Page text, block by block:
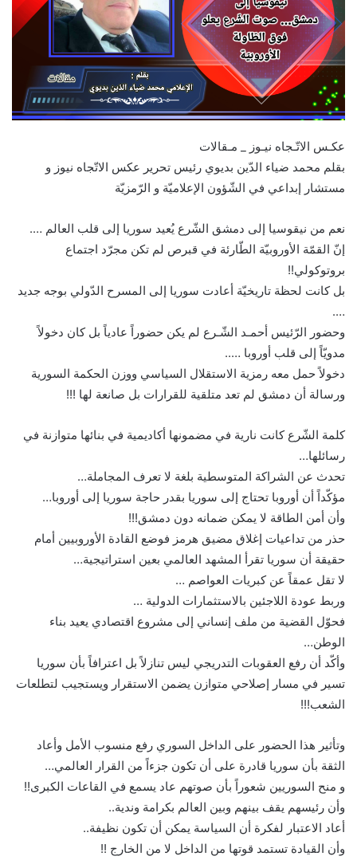
عكـس الاتّـجاه نيـوز _ مـقالات
بقلم محمد ضياء الدّين بديوي رئيس تحرير عكس الاتّجاه نيوز و
مستشار إبداعي في الشّؤون الإعلاميّة و الرّمزيّة
نعم من نيقوسيا إلى دمشق الشّرع يُعيد سوريا إلى قلب العالم ….
إنّ القمّة الأوروبيّة الطّارئة في قبرص لم تكن مجرّد اجتماع
بروتوكولي!!
بل كانت لحظة تاريخيّة أعادت سوريا إلى المسرح الدّولي بوجه جديد
….
وحضور الرّئيس أحمـد الشّـرع لم يكن حضوراً عادياً بل كان دخولاً
مدويّاً إلى قلب أوروبا …..
دخولاً حمل معه رمزية الاستقلال السياسي ووزن الحكمة السورية
ورسالة أن دمشق لم تعد متلقية للقرارات بل صانعة لها !!!
كلمة الشّرع كانت نارية في مضمونها أكاديمية في بنائها متوازنة في
رسائلها…
تحدث عن الشراكة المتوسطية بلغة لا تعرف المجاملة…
مؤكّداً أن أوروبا تحتاج إلى سوريا بقدر حاجة سوريا إلى أوروبا…
وأن أمن الطاقة لا يمكن ضمانه دون دمشق!!!
حذر من تداعيات إغلاق مضيق هرمز فوضع القادة الأوروبيين أمام
حقيقة أن سوريا تقرأ المشهد العالمي بعين استراتيجية…
لا تقل عمقاً عن كبريات العواصم …
وربط عودة اللاجئين بالاستثمارات الدولية …
فحوّل القضية من ملف إنساني إلى مشروع اقتصادي يعيد بناء
الوطن…
وأكّد أن رفع العقوبات التدريجي ليس تنازلاً بل اعترافاً بأن سوريا
تسير في مسار إصلاحي متوازن يضمن الاستقرار ويستجيب لتطلعات
الشعب!!!
وتأثير هذا الحضور على الداخل السوري رفع منسوب الأمل وأعاد
الثقة بأن سوريا قادرة على أن تكون جزءاً من القرار العالمي…
و منح السوريين شعوراً بأن صوتهم عاد يسمع في القاعات الكبرى!!
وأن رئيسهم يقف بينهم وبين العالم بكرامة وندية..
أعاد الاعتبار لفكرة أن السياسة يمكن أن تكون نظيفة..
وأن القيادة تستمد قوتها من الداخل لا من الخارج !!